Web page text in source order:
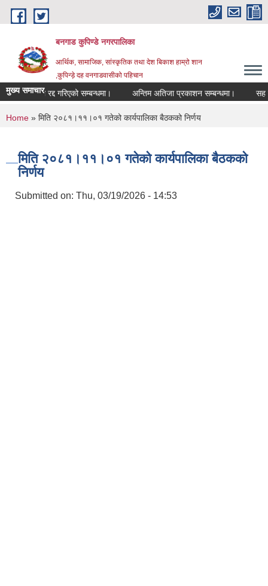
Skip to main content
बनगाड कुपिण्डे नगरपालिका
आर्थिक, सामाजिक, सांस्कृतिक तथा देश बिकाश हाम्रो शान
,कुपिन्ड़े दह वनगाडवासीको पहिचान
मुख्य समाचार
परिक्षा रद्द गरिएको सम्बन्धमा। अन्तिम अतिजा प्रकाशन सम्बन्धमा। सह
You are here
Home » मिति २०८१।११।०१ गतेको कार्यपालिका बैठकको निर्णय
मिति २०८१।११।०१ गतेको कार्यपालिका बैठकको
निर्णय
Submitted on: Thu, 03/19/2026 - 14:53